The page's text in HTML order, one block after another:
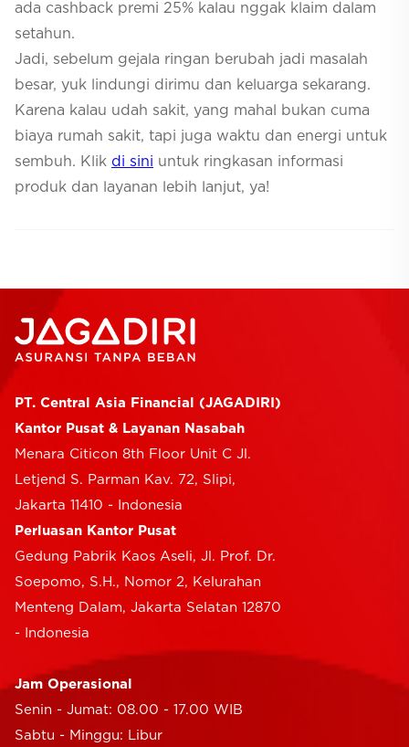
ada cashback premi 25% kalau nggak klaim dalam
setahun.
Jadi, sebelum gejala ringan berubah jadi masalah
besar, yuk lindungi dirimu dan keluarga sekarang.
Karena kalau udah sakit, yang mahal bukan cuma
biaya rumah sakit, tapi juga waktu dan energi untuk
sembuh. Klik di sini untuk ringkasan informasi
produk dan layanan lebih lanjut, ya!
PT. Central Asia Financial (JAGADIRI)
Kantor Pusat & Layanan Nasabah
Menara Citicon 8th Floor Unit C Jl.
Letjend S. Parman Kav. 72, Slipi,
Jakarta 11410 - Indonesia
Perluasan Kantor Pusat
Gedung Pabrik Kaos Aseli, Jl. Prof. Dr.
Soepomo, S.H., Nomor 2, Kelurahan
Menteng Dalam, Jakarta Selatan 12870
- Indonesia
Jam Operasional
Senin - Jumat: 08.00 - 17.00 WIB
Sabtu - Minggu: Libur